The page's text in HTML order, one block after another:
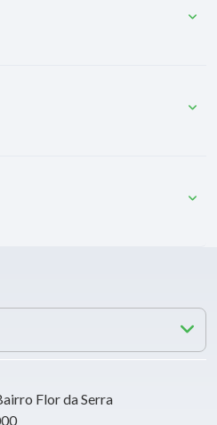
Flor da Serra